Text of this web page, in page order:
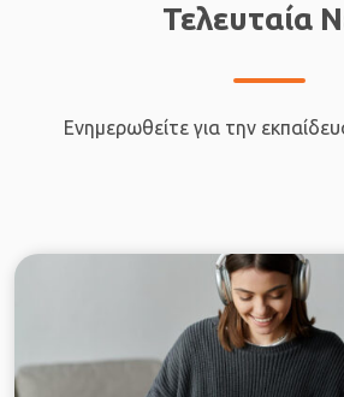
Τελευταία
Ενημερωθείτε για την